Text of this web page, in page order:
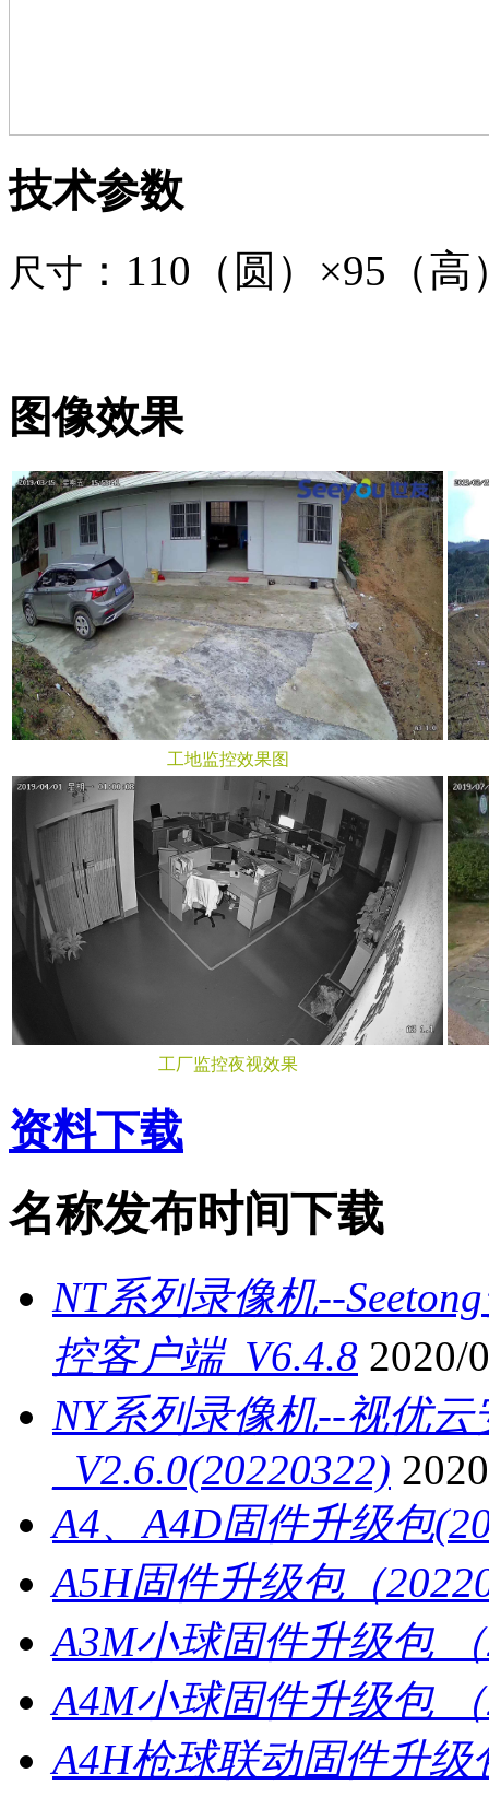
技术参数
尺寸 ：110（圆） ×95（高
图像效果
工地监控效果图
工厂监控夜视效果
资料下载
名称发布时间下载
NT系列录像机--
控客户端_V6.4.8 2020/
NY系列录像机--视优
_V2.6.0(20220322)
A4、A4D固件升级包
A5H固件升级包（
A3M小球固件升级包
A4M小球固件升级包
A4H枪球联动固件升级